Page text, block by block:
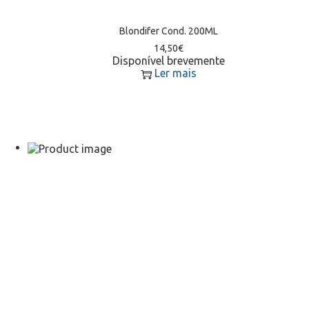
Blondifer Cond. 200ML
14,50€
Disponível brevemente
Ler mais